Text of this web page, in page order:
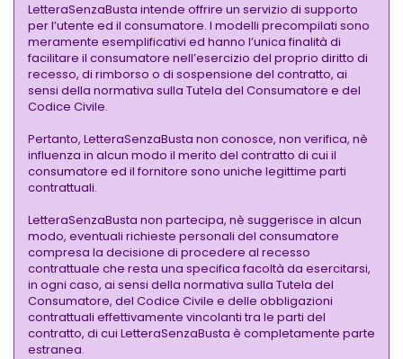
LetteraSenzaBusta intende offrire un servizio di supporto
per l’utente ed il consumatore. I modelli precompilati sono
meramente esemplificativi ed hanno l’unica finalità di
facilitare il consumatore nell’esercizio del proprio diritto di
recesso, di rimborso o di sospensione del contratto, ai
sensi della normativa sulla Tutela del Consumatore e del
Codice Civile.
Pertanto, LetteraSenzaBusta non conosce, non verifica, nè
influenza in alcun modo il merito del contratto di cui il
consumatore ed il fornitore sono uniche legittime parti
contrattuali.
LetteraSenzaBusta non partecipa, nè suggerisce in alcun
modo, eventuali richieste personali del consumatore
compresa la decisione di procedere al recesso
contrattuale che resta una specifica facoltà da esercitarsi,
in ogni caso, ai sensi della normativa sulla Tutela del
Consumatore, del Codice Civile e delle obbligazioni
contrattuali effettivamente vincolanti tra le parti del
contratto, di cui LetteraSenzaBusta è completamente parte
estranea.